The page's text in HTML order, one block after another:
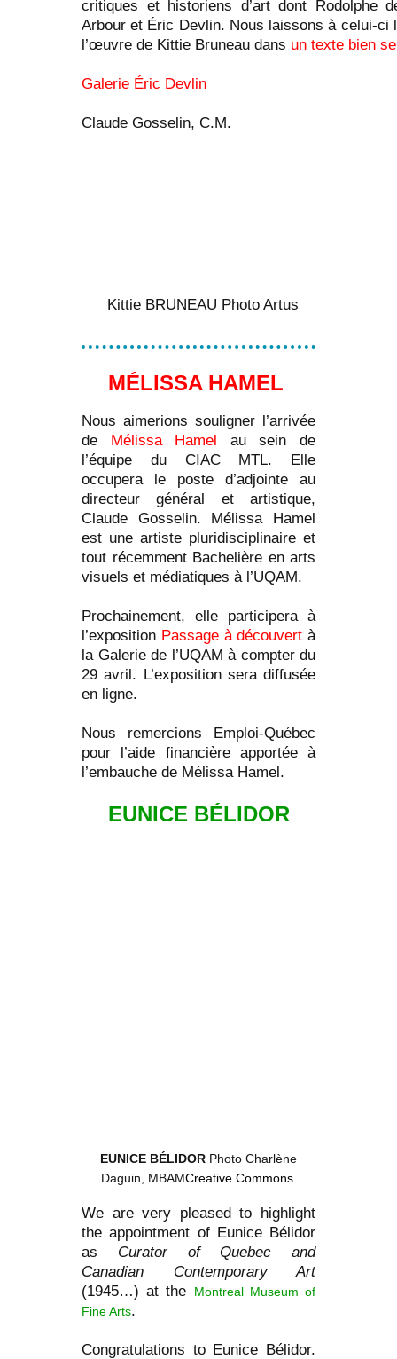
critiques et historiens d’art dont Rodolphe
Arbour et Éric Devlin. Nous laissons à celui-ci
l’œuvre de Kittie Bruneau dans un texte bien
Galerie Éric Devlin
Claude Gosselin, C.M.
Kittie BRUNEAU Photo Artus
MÉLISSA HAMEL
Nous aimerions souligner l’arrivée
de Mélissa Hamel au sein de
l’équipe du CIAC MTL. Elle
occupera le poste d’adjointe au
directeur général et artistique,
Claude Gosselin. Mélissa Hamel
est une artiste pluridisciplinaire et
tout récemment Bachelière en arts
visuels et médiatiques à l’UQAM.
Prochainement, elle participera à
l’exposition Passage à découvert à
la Galerie de l’UQAM à compter du
29 avril. L’exposition sera diffusée
en ligne.
Nous remercions Emploi-Québec
pour l’aide financière apportée à
l’embauche de Mélissa Hamel.
EUNICE BÉLIDOR
EUNICE BÉLIDOR Photo Charlène
Daguin, MBAMCreative Commons.
We are very pleased to highlight
the appointment of Eunice Bélidor
as Curator of Quebec and
Canadian Contemporary Art
(1945…) at the
Montreal Museum of
Fine Arts.
Congratulations to Eunice Bélidor.